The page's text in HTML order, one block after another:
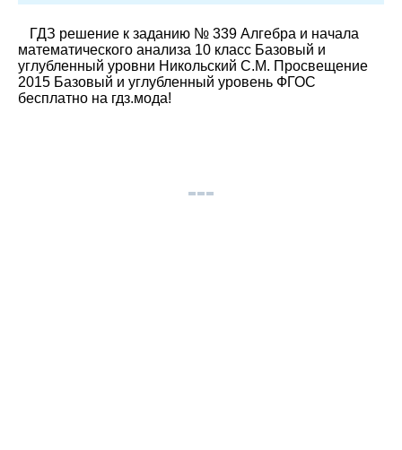
ГДЗ решение к заданию № 339 Алгебра и начала
математического анализа 10 класс Базовый и
углубленный уровни Никольский С.М. Просвещение
2015 Базовый и углубленный уровень ФГОС
бесплатно на гдз.мода!